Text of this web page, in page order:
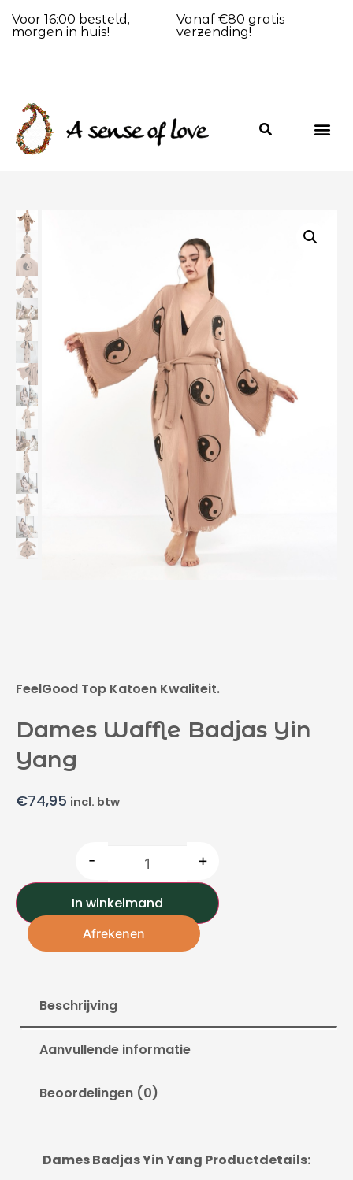
Voor 16:00 besteld,
morgen in huis!
Vanaf €80 gratis
verzending!
FeelGood Top Katoen Kwaliteit.
Dames Waffle Badjas Yin
Yang
€74,95 incl. btw
- +
In winkelmand
Afrekenen
Beschrijving
Aanvullende informatie
Beoordelingen (0)
Dames Badjas Yin Yang Productdetails: